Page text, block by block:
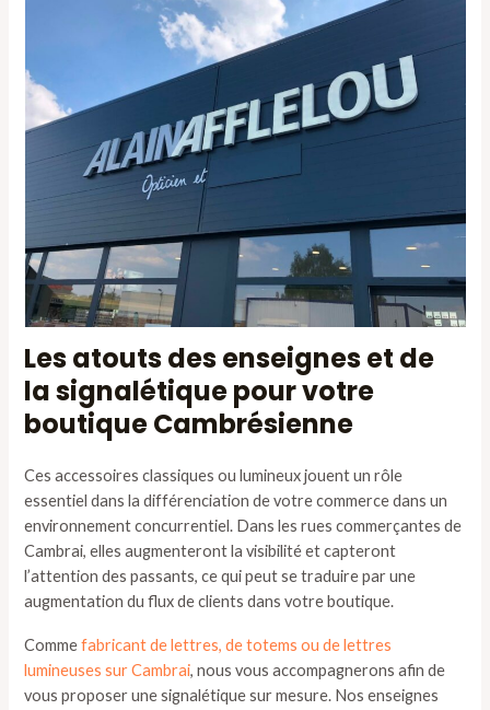
Les atouts des enseignes et de
la signalétique pour votre
boutique Cambrésienne
Ces accessoires classiques ou lumineux jouent un rôle
essentiel dans la différenciation de votre commerce dans un
environnement concurrentiel. Dans les rues commerçantes de
Cambrai, elles augmenteront la visibilité et capteront
l’attention des passants, ce qui peut se traduire par une
augmentation du flux de clients dans votre boutique.
Commefabricant de lettres, de totems ou de lettres
lumineuses sur Cambrai, nous vous accompagnerons afin de
vous proposer une signalétique sur mesure. Nos enseignes